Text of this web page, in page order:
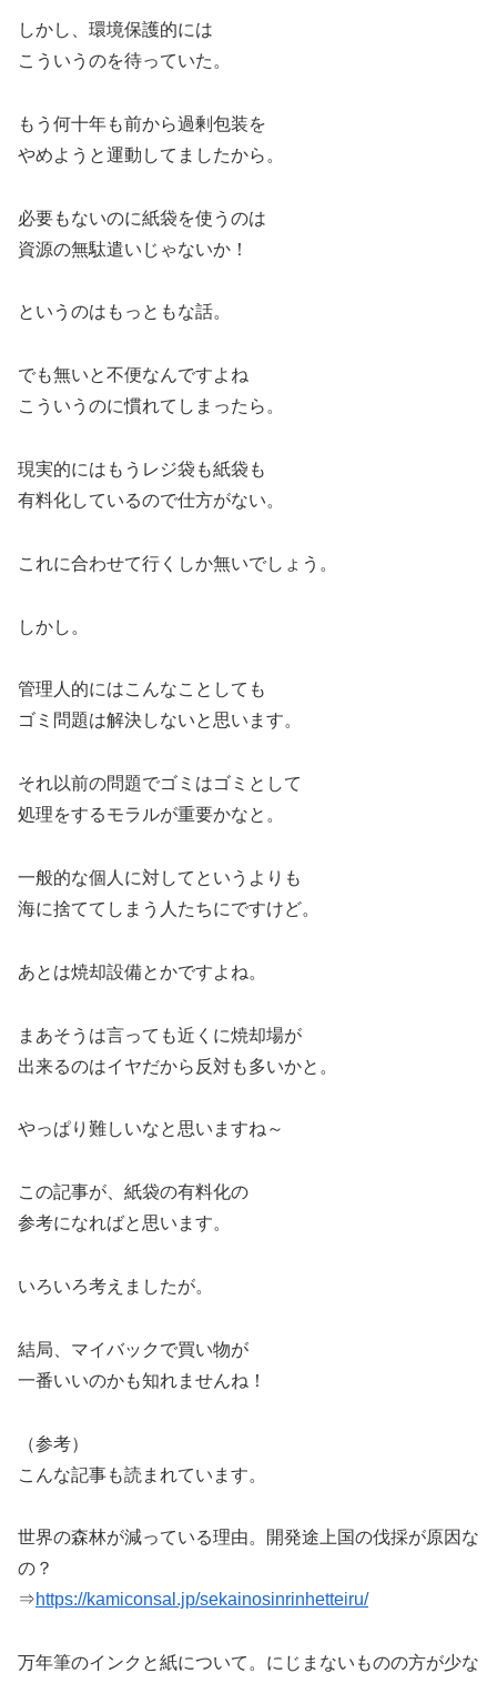
しかし、環境保護的には
こういうのを待っていた。
もう何十年も前から過剰包装を
やめようと運動してましたから。
必要もないのに紙袋を使うのは
資源の無駄遣いじゃないか！
というのはもっともな話。
でも無いと不便なんですよね
こういうのに慣れてしまったら。
現実的にはもうレジ袋も紙袋も
有料化しているので仕方がない。
これに合わせて行くしか無いでしょう。
しかし。
管理人的にはこんなことしても
ゴミ問題は解決しないと思います。
それ以前の問題でゴミはゴミとして
処理をするモラルが重要かなと。
一般的な個人に対してというよりも
海に捨ててしまう人たちにですけど。
あとは焼却設備とかですよね。
まあそうは言っても近くに焼却場が
出来るのはイヤだから反対も多いかと。
やっぱり難しいなと思いますね～
この記事が、紙袋の有料化の
参考になればと思います。
いろいろ考えましたが。
結局、マイバックで買い物が
一番いいのかも知れませんね！
（参考）
こんな記事も読まれています。
世界の森林が減っている理由。開発途上国の伐採が原因な
の？
⇒https://kamiconsal.jp/sekainosinrinhetteiru/
万年筆のインクと紙について。にじまないものの方が少な